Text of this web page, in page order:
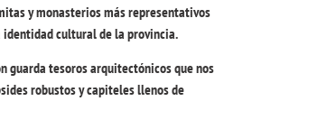
y monasterios más representativos
identidad cultural de la provincia.
guarda tesoros arquitectónicos que nos
robustos y capiteles llenos de